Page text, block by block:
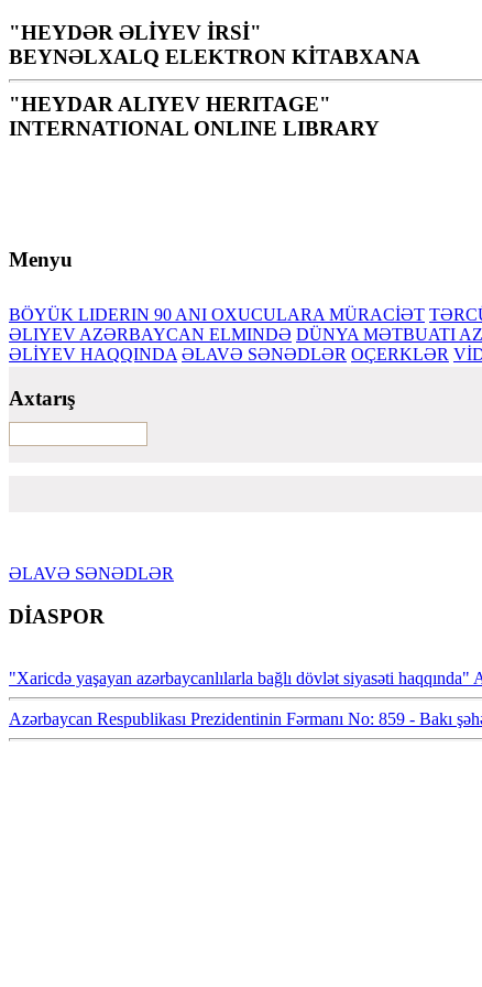
"HEYDƏR ƏLİYEV İRSİ"
BEYNƏLXALQ ELEKTRON KİTABXANA
"HEYDAR ALIYEV HERITAGE"
INTERNATIONAL ONLINE LIBRARY
Menyu
BÖYÜK LIDERIN 90 ANI OXUCULARA MÜRACİƏT
ƏLIYEV AZƏRBAYCAN ELMINDƏ DÜNYA MƏTBUATI
ƏLİYEV HAQQINDA ƏLAVƏ SƏNƏDLƏR OÇERKLƏR
Axtarış
ƏLAVƏ SƏNƏDLƏR
DİASPOR
"Xaricdə yaşayan azərbaycanlılarla bağlı dövlət siyasəti
Azərbaycan Respublikası Prezidentinin Fərmanı No: 859 - Bakı